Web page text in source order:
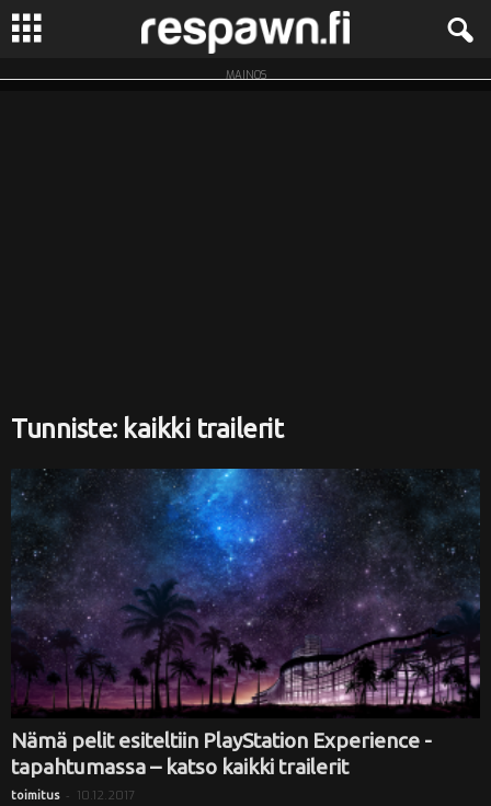
R
MAINOS
Tunniste: kaikki trailerit
Nämä pelit esiteltiin PlayStation Experience -
tapahtumassa – katso kaikki trailerit
toimitus - 10.12.2017